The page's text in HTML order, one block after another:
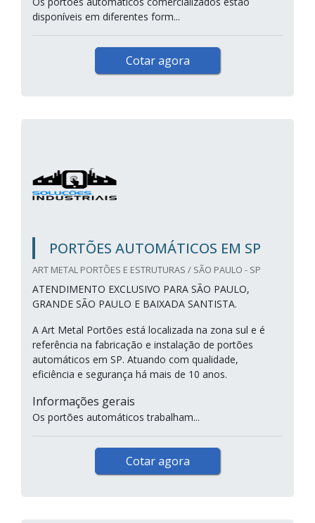
disponíveis em diferentes form...
Cotar agora
PORTÕES AUTOMÁTICOS EM SP
ART METAL PORTÕES E ESTRUTURAS / SÃO PAULO - SP
ATENDIMENTO EXCLUSIVO PARA SÃO PAULO,
GRANDE SÃO PAULO E BAIXADA SANTISTA.
A Art Metal Portões está localizada na zona sul e é
referência na fabricação e instalação de portões
automáticos em SP. Atuando com qualidade,
eficiência e segurança há mais de 10 anos.
Informações gerais
Os portões automáticos trabalham...
Cotar agora